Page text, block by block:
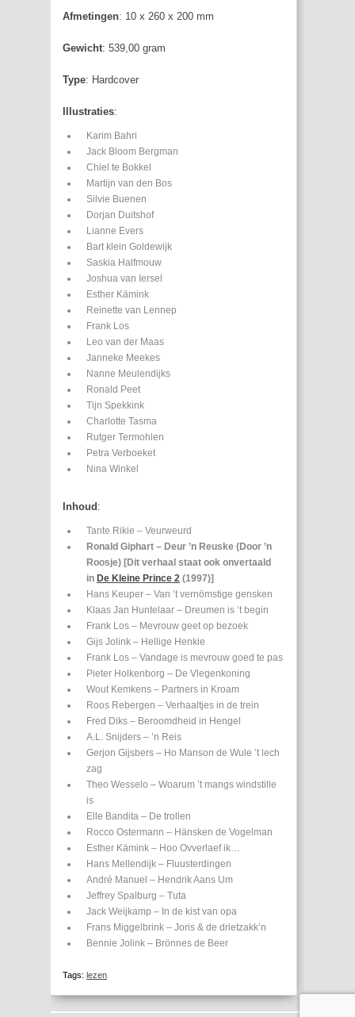
Afmetingen: 10 x 260 x 200 mm
Gewicht: 539,00 gram
Type: Hardcover
Illustraties:
Karim Bahri
Jack Bloom Bergman
Chiel te Bokkel
Martijn van den Bos
Silvie Buenen
Dorjan Duitshof
Lianne Evers
Bart klein Goldewijk
Saskia Halfmouw
Joshua van Iersel
Esther Kämink
Reinette van Lennep
Frank Los
Leo van der Maas
Janneke Meekes
Nanne Meulendijks
Ronald Peet
Tijn Spekkink
Charlotte Tasma
Rutger Termohlen
Petra Verboeket
Nina Winkel
Inhoud :
Tante Rikie – Veurweurd
Ronald Giphart – Deur ’n Reuske (Door ’n
Roosje) [Dit verhaal staat ook onvertaald
in De Kleine Prince 2 (1997)]
Hans Keuper – Van ’t vernömstige gensken
Klaas Jan Huntelaar – Dreumen is ’t begin
Frank Los – Mevrouw geet op bezoek
Gijs Jolink – Hellige Henkie
Frank Los – Vandage is mevrouw goed te pas
Pieter Holkenborg – De Vlegenkoning
Wout Kemkens – Partners in Kroam
Roos Rebergen – Verhaaltjes in de trein
Fred Diks – Beroomdheid in Hengel
A.L. Snijders – ’n Reis
Gerjon Gijsbers – Ho Manson de Wule ’t lech
zag
Theo Wesselo – Woarum ’t mangs windstille
is
Elle Bandita – De trollen
Rocco Ostermann – Hänsken de Vogelman
Esther Kämink – Hoo Ovverlaef ik…
Hans Mellendijk – Fluusterdingen
André Manuel – Hendrik Aans Um
Jeffrey Spalburg – Tuta
Jack Weijkamp – In de kist van opa
Frans Miggelbrink – Joris & de drietzakk’n
Bennie Jolink – Brönnes de Beer
Tags: lezen